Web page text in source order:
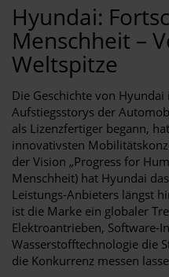
Hyundai:
Menschheit –
Weltspitze
Die Geschichte von
Aufstiegsstorys der
als Lizenzfertiger begann,
innovativsten
der Vision „Progress for
Menschheit) hat Hyundai
Leistungs-Anbieters längst
ist die Marke ein globaler
Elektroantrieben, Software-
Wasserstofftechnologie die
die Konkurrenz messen